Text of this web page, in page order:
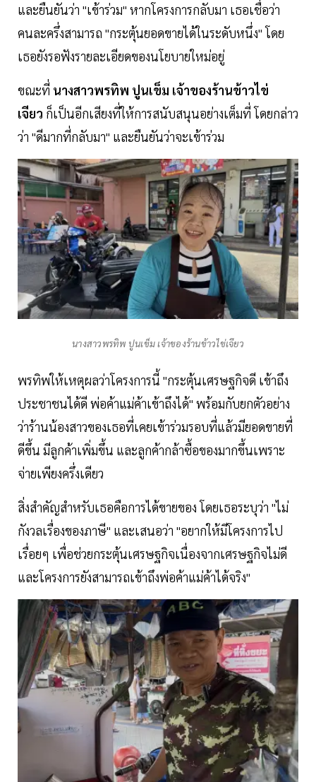
และยืนยันว่า "เข้าร่วม" หากโครงการกลับมา เธอเชื่อว่า
คนละครึ่งสามารถ "กระตุ้นยอดขายได้ในระดับหนึ่ง" โดย
เธอยังรอฟังรายละเอียดของนโยบายใหม่อยู่
ขณะที่ นางสาวพรทิพ ปูนเข็ม เจ้าของร้านข้าวไข่
เจียว ก็เป็นอีกเสียงที่ให้การสนับสนุนอย่างเต็มที่ โดยกล่าว
ว่า "ดีมากที่กลับมา" และยืนยันว่าจะเข้าร่วม
นางสาวพรทิพ ปูนเข็ม เจ้าของร้านข้าวไข่เจียว
พรทิพให้เหตุผลว่าโครงการนี้ "กระตุ้นเศรษฐกิจดี เข้าถึง
ประชาชนได้ดี พ่อค้าแม่ค้าเข้าถึงได้" พร้อมกับยกตัวอย่าง
ว่าร้านน้องสาวของเธอที่เคยเข้าร่วมรอบที่แล้วมียอดขายที่
ดีขึ้น มีลูกค้าเพิ่มขึ้น และลูกค้ากล้าซื้อของมากขึ้นเพราะ
จ่ายเพียงครึ่งเดียว
สิ่งสำคัญสำหรับเธอคือการได้ขายของ โดยเธอระบุว่า "ไม่
กังวลเรื่องของภาษี" และเสนอว่า "อยากให้มีโครงการไป
เรื่อยๆ เพื่อช่วยกระตุ้นเศรษฐกิจเนื่องจากเศรษฐกิจไม่ดี
และโครงการยังสามารถเข้าถึงพ่อค้าแม่ค้าได้จริง"